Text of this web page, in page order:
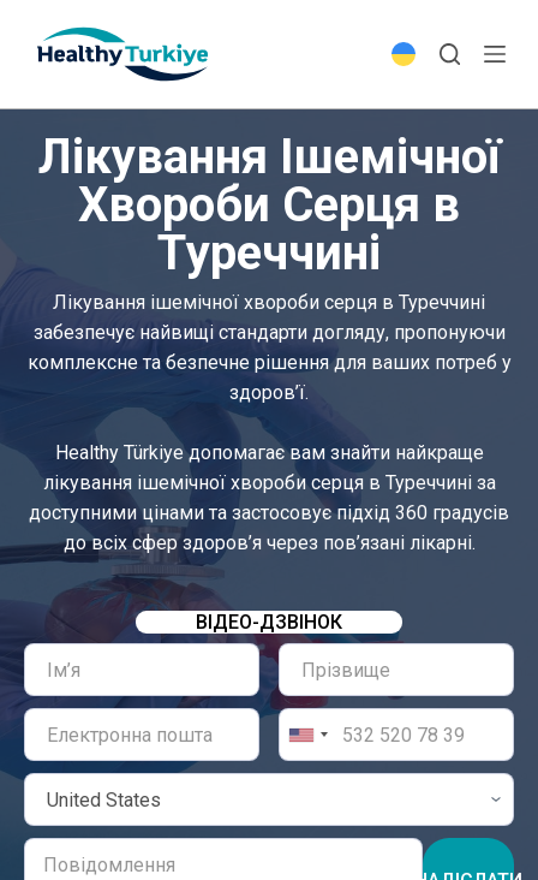
p
n
e
n
Лікування Ішемічної
Хвороби Серця в
Туреччині
Лікування ішемічної хвороби серця в Туреччині
забезпечує найвищі стандарти догляду, пропонуючи
комплексне та безпечне рішення для ваших потреб у
здоров’ї.
Healthy Türkiye допомагає вам знайти найкраще
лікування ішемічної хвороби серця в Туреччині за
доступними цінами та застосовує підхід 360 градусів
до всіх сфер здоров’я через пов’язані лікарні.
ВІДЕО-ДЗВІНОК